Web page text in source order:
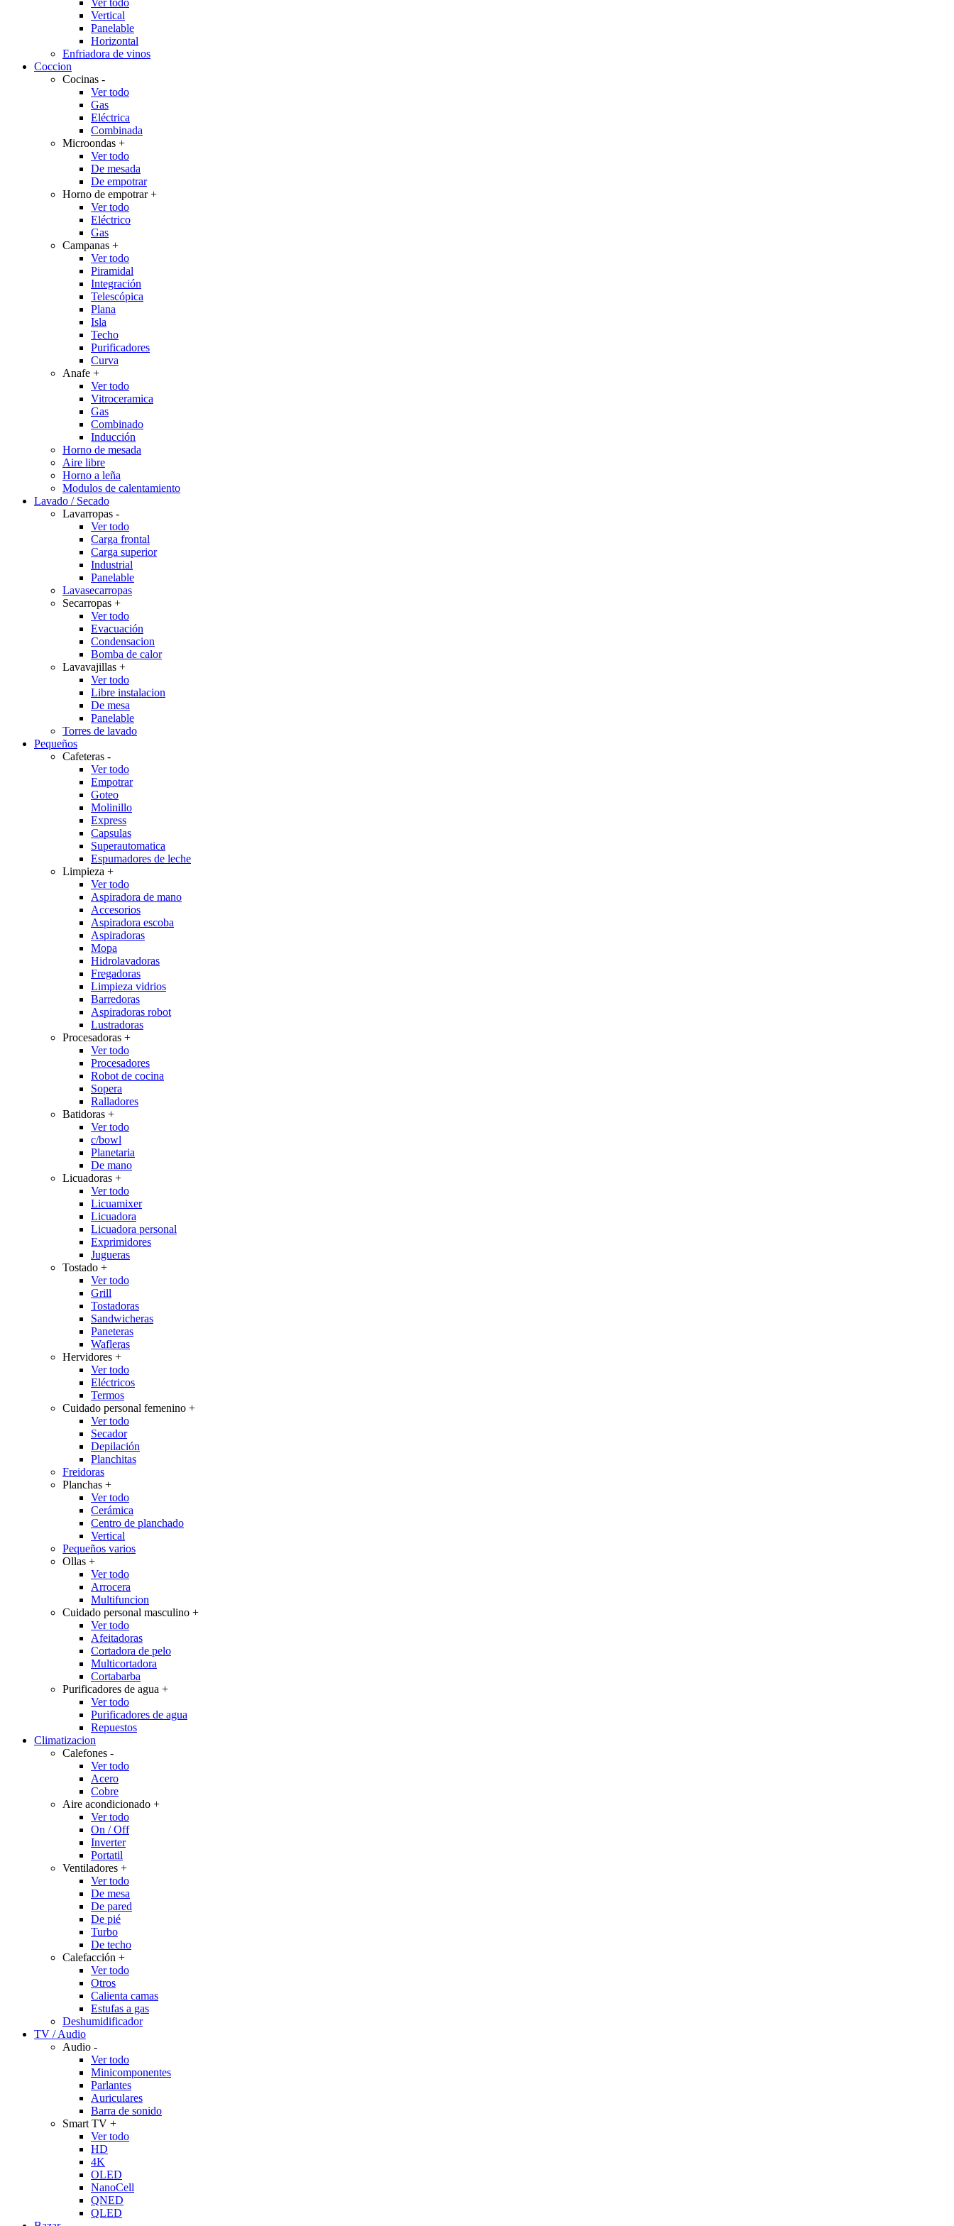
Ver todo
Vertical
Panelable
Horizontal
Enfriadora de vinos
Coccion
Cocinas -
Ver todo
Gas
Eléctrica
Combinada
Microondas +
Ver todo
De mesada
De empotrar
Horno de empotrar+
Ver todo
Eléctrico
Gas
Campanas +
Ver todo
Piramidal
Integración
Telescópica
Plana
Isla
Techo
Purificadores
Curva
Anafe +
Ver todo
Vitroceramica
Gas
Combinado
Inducción
Horno de mesada
Aire libre
Horno a leña
Modulos de calentamiento
Lavado / Secado
Lavarropas -
Ver todo
Carga frontal
Carga superior
Industrial
Panelable
Lavasecarropas
Secarropas +
Ver todo
Evacuación
Condensacion
Bomba de calor
Lavavajillas +
Ver todo
Libre instalacion
De mesa
Panelable
Torres de lavado
Pequeños
Cafeteras -
Ver todo
Empotrar
Goteo
Molinillo
Express
Capsulas
Superautomatica
Espumadores de leche
Limpieza +
Ver todo
Aspiradora de mano
Accesorios
Aspiradora escoba
Aspiradoras
Mopa
Hidrolavadoras
Fregadoras
Limpieza vidrios
Barredoras
Aspiradoras robot
Lustradoras
Procesadoras +
Ver todo
Procesadores
Robot de cocina
Sopera
Ralladores
Batidoras +
Ver todo
c/bowl
Planetaria
De mano
Licuadoras +
Ver todo
Licuamixer
Licuadora
Licuadora personal
Exprimidores
Jugueras
Tostado +
Ver todo
Grill
Tostadoras
Sandwicheras
Paneteras
Wafleras
Hervidores +
Ver todo
Eléctricos
Termos
Cuidado personal femenino +
Ver todo
Secador
Depilación
Planchitas
Freidoras
Planchas +
Ver todo
Cerámica
Centro de planchado
Vertical
Pequeños varios
Ollas +
Ver todo
Arrocera
Multifuncion
Cuidado personal masculino +
Ver todo
Afeitadoras
Cortadora de pelo
Multicortadora
Cortabarba
Purificadores de agua +
Ver todo
Purificadores de agua
Repuestos
Climatizacion
Calefones -
Ver todo
Acero
Cobre
Aire acondicionado +
Ver todo
On / Off
Inverter
Portatil
Ventiladores +
Ver todo
De mesa
De pared
De pié
Turbo
De techo
Calefacción +
Ver todo
Otros
Calienta camas
Estufas a gas
Deshumidificador
TV / Audio
Audio -
Ver todo
Minicomponentes
Parlantes
Auriculares
Barra de sonido
Smart TV +
Ver todo
HD
4K
OLED
NanoCell
QNED
QLED